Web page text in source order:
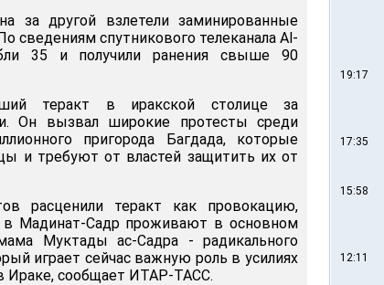
за другой взлетели заминированные
сведениям спутникового телеканала Al-
35 и получили ранения свыше 90
теракт в иракской столице за
Он вызвал широкие протесты среди
пригорода Багдада, которые
и требуют от властей защитить их от
расценили теракт как провокацию,
в Мадинат-Садр проживают в основном
Муктады ас-Садра - радикального
играет сейчас важную роль в усилиях
Ираке, сообщает ИТАР-ТАСС.
19:17
17:35
15:58
12:11